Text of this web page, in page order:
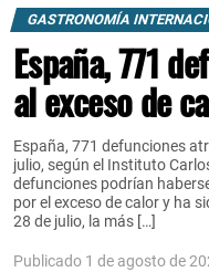
GASTRONOMÍA
España, 771
al exceso de
España, 771 defunciones
julio, según el Instituto
defunciones podrían
por el exceso de calor y ha
28 de julio, la más […]
Publicado 1 de agosto de